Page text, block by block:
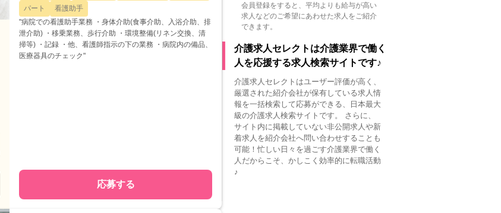
パート
看護助手
"病院での看護助手業務 ・身体介助(食事介助、入浴介助、排
泄介助) ・移乗業務、歩行介助 ・環境整備(リネン交換、清
掃等) ・記録 ・他、看護師指示の下の業務 ・病院内の備品、
医療器具のチェック"
応募する
会員登録をすると、平均よりも給与が高い
求人などのご希望にあわせた求人をご紹介
できます。
介護求人セレクトは介護業界で働く
人を応援する求人検索サイトです♪
介護求人セレクトはユーザー評価が高く、
厳選された紹介会社が保有している求人情
報を一括検索して応募ができる、日本最大
級の介護求人検索サイトです。 さらに、
サイト内に掲載していない非公開求人や新
着求人を紹介会社へ問い合わせすることも
可能！忙しい日々を過ごす介護業界で働く
人だからこそ、かしこく効率的に転職活動
♪